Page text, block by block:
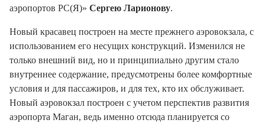
аэропортов РС(Я)» Сергею Ларионову.
Новый красавец построен на месте прежнего аэровокзала, с
использованием его несущих конструкций. Изменился не
только внешний вид, но и принципиально другим стало
внутреннее содержание, предусмотрены более комфортные
условия и для пассажиров, и для тех, кто их обслуживает.
Новый аэровокзал построен с учетом перспектив развития
аэропорта Маган, ведь именно отсюда планируется со